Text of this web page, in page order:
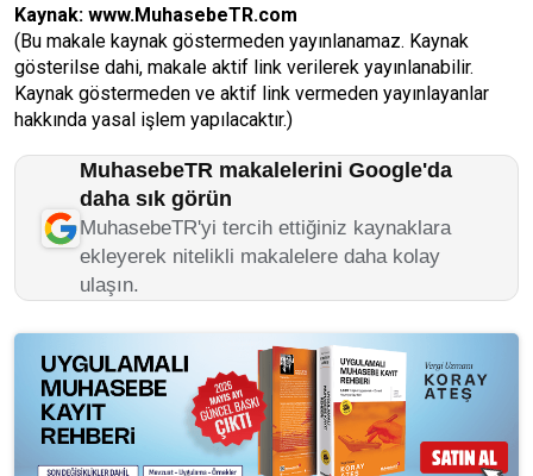
Kaynak: www.MuhasebeTR.com
(Bu makale kaynak göstermeden yayınlanamaz. Kaynak
gösterilse dahi, makale aktif link verilerek yayınlanabilir.
Kaynak göstermeden ve aktif link vermeden yayınlayanlar
hakkında yasal işlem yapılacaktır.)
MuhasebeTR makalelerini Google'da
daha sık görün
MuhasebeTR'yi tercih ettiğiniz kaynaklara
ekleyerek nitelikli makalelere daha kolay
ulaşın.